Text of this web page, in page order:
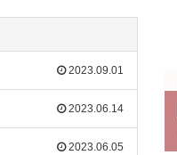
2023.09.01
2023.06.14
2023.06.05